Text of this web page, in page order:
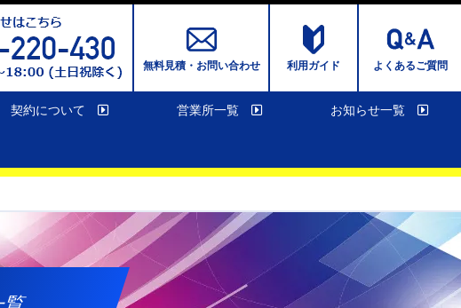
無料見積・お問い合わせ 利用ガイド よくあるご質問
契約について 営業所一覧 お知らせ一覧